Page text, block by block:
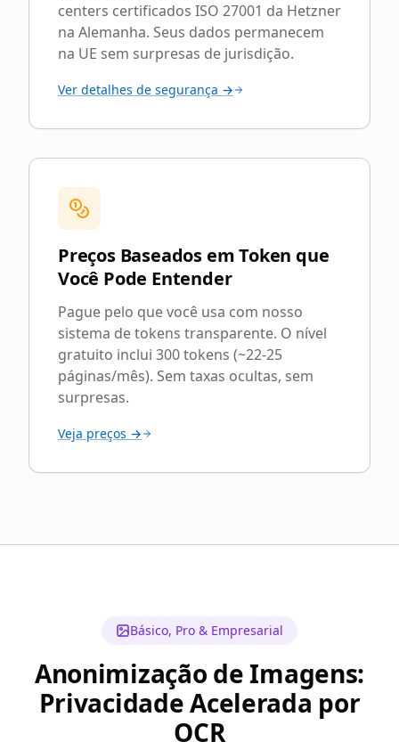
centers certificados ISO 27001 da Hetzner
na Alemanha. Seus dados permanecem
na UE sem surpresas de jurisdição.
Ver detalhes de segurança →
Preços Baseados em Token que
Você Pode Entender
Pague pelo que você usa com nosso
sistema de tokens transparente. O nível
gratuito inclui 300 tokens (~22-25
páginas/mês). Sem taxas ocultas, sem
surpresas.
Veja preços →
Básico, Pro & Empresarial
Anonimização de Imagens:
Privacidade Acelerada por
OCR